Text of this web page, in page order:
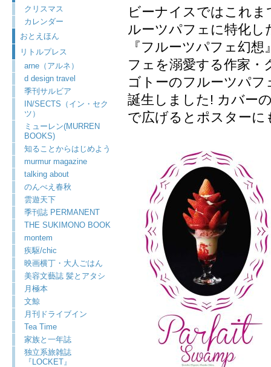
クリスマス
カレンダー
おとえほん
リトルプレス
arne（アルネ）
d design travel
季刊サルビア
IN/SECTS（イン・セク
ツ）
ミューレン(MURREN
BOOKS)
知ることからはじめよう
murmur magazine
talking about
のんべえ春秋
雲遊天下
季刊誌 PERMANENT
THE SUKIMONO BOOK
montem
疾駆/chic
映画横丁・大人ごはん
美容文藝誌 髪とアタシ
月極本
文鯨
月刊ドライブイン
Tea Time
家族と一年誌
独立系旅雑誌
『LOCKET』
ビーナイスではこれ
ルーツパフェに特化し
『フルーツパフェ幻
フェを溺愛する作家・
ゴトーのフルーツパ
誕生しました! カバー
で広げるとポスターに